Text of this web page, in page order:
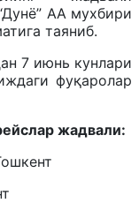
АА мухбири
таяниб.
7 июнь кунлари
фуқаролар
жадвали: